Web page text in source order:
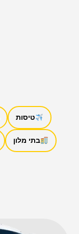
טיסות
בתי מלון